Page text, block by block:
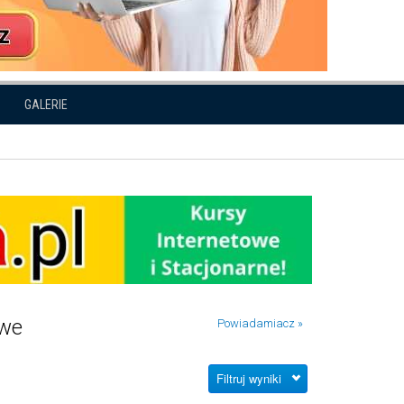
GALERIE
Powiadamiacz »
Filtruj wyniki